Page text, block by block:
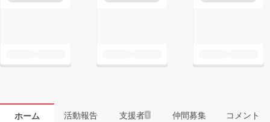
ホーム 活動報告 支援者 1 仲間募集 コメント